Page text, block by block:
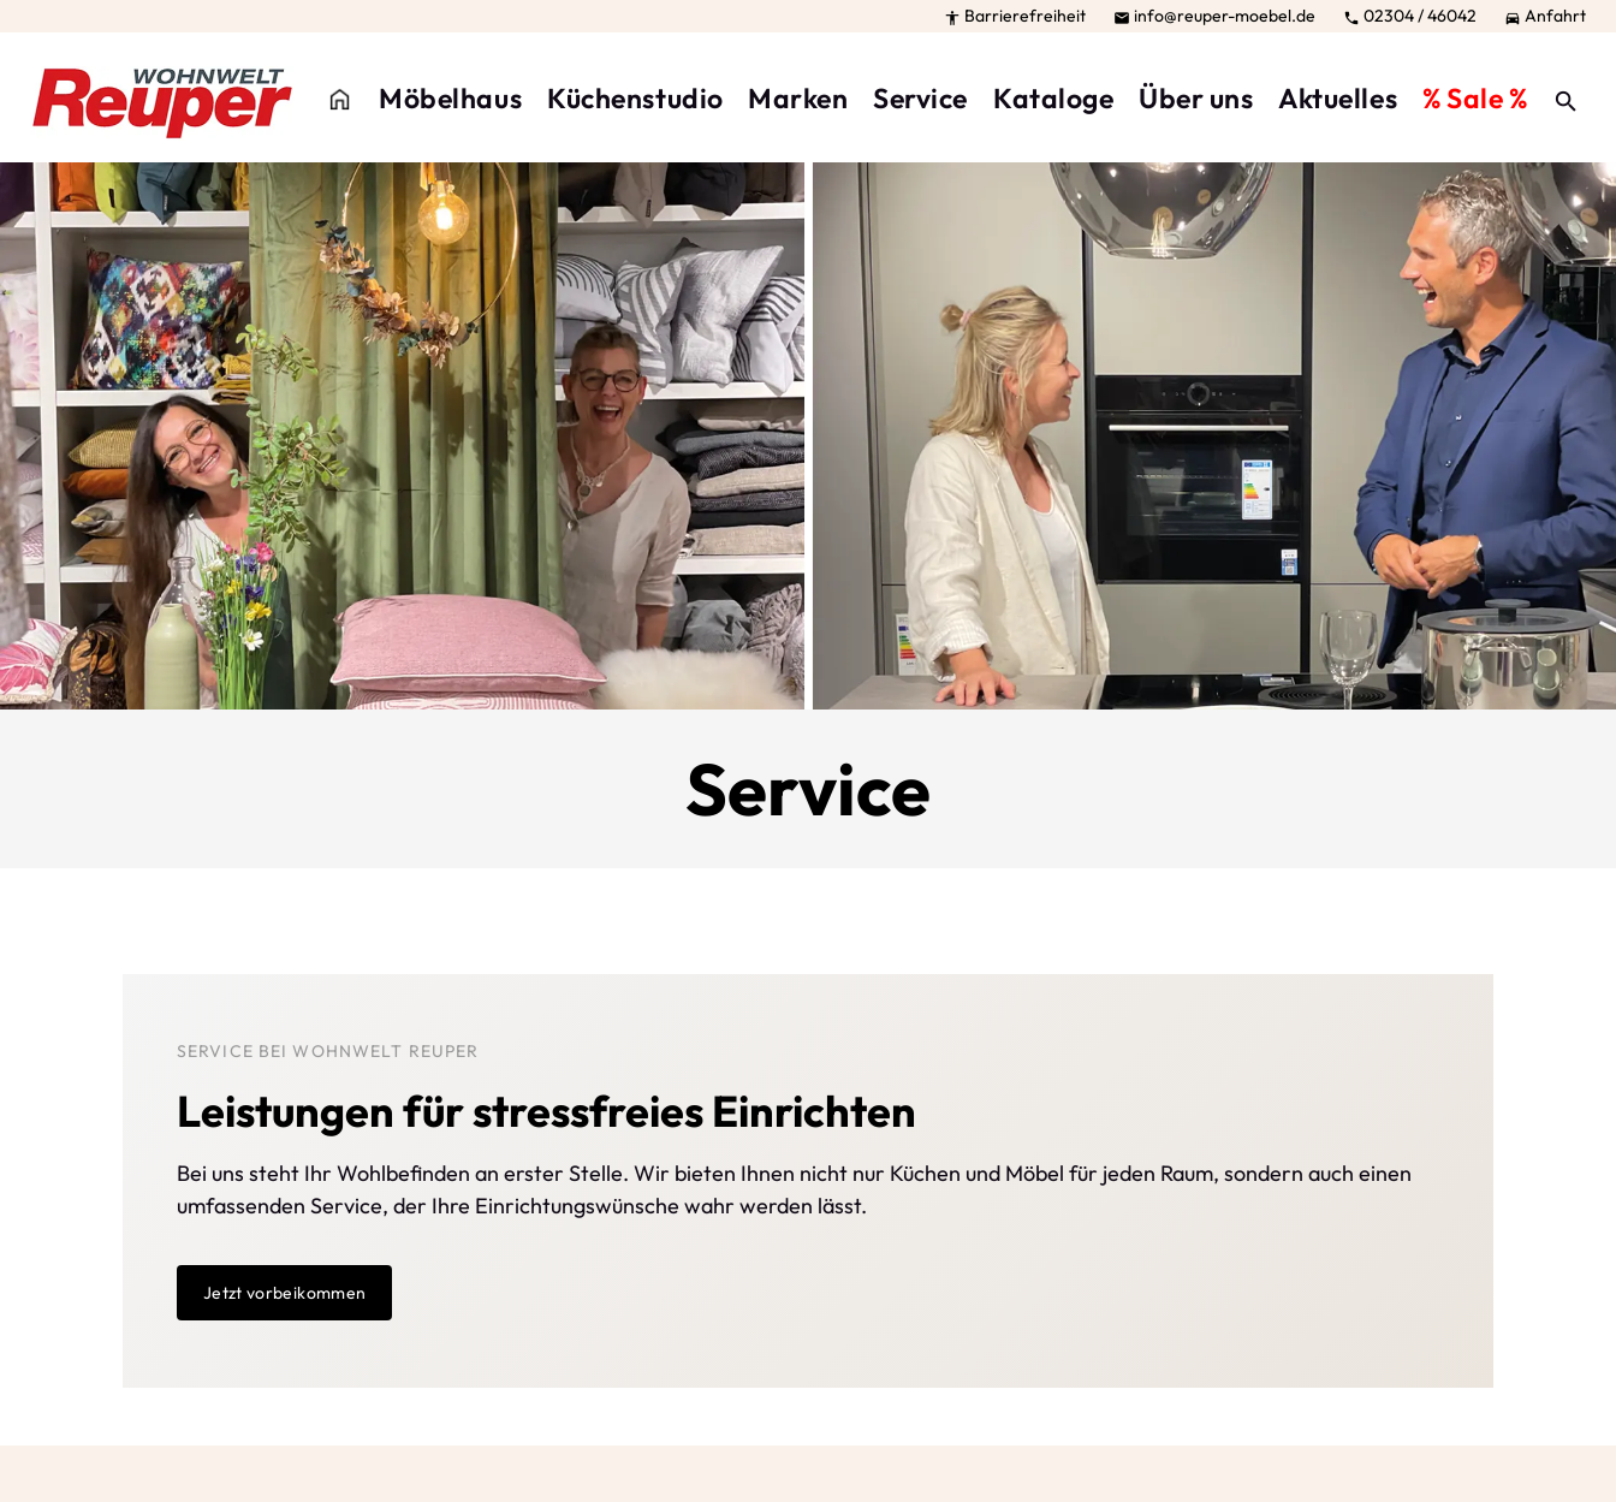
 Barrierefreiheit  info@reuper-moebel.de  02304 / 46042  Anfahrt
Möbelhaus Küchenstudio Marken Service Kataloge Über uns Aktuelles % Sale %
Service
SERVICE BEI WOHNWELT REUPER
Leistungen für stressfreies Einrichten
Bei uns steht Ihr Wohlbefinden an erster Stelle. Wir bieten Ihnen nicht nur Küchen und Möbel für jeden Raum, sondern auch einen
umfassenden Service, der Ihre Einrichtungswünsche wahr werden lässt.
Jetzt vorbeikommen